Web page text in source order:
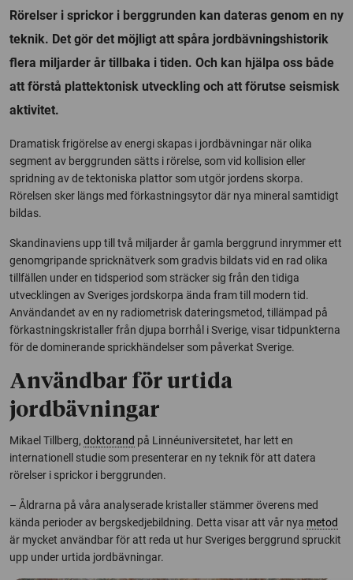
Rörelser i sprickor i berggrunden kan dateras genom en ny
teknik. Det gör det möjligt att spåra jordbävningshistorik
flera miljarder år tillbaka i tiden. Och kan hjälpa oss både
att förstå plattektonisk utveckling och att förutse seismisk
aktivitet.
Dramatisk frigörelse av energi skapas i jordbävningar när olika
segment av berggrunden sätts i rörelse, som vid kollision eller
spridning av de tektoniska plattor som utgör jordens skorpa.
Rörelsen sker längs med förkastningsytor där nya mineral samtidigt
bildas.
Skandinaviens upp till två miljarder år gamla berggrund inrymmer ett
genomgripande spricknätverk som gradvis bildats vid en rad olika
tillfällen under en tidsperiod som sträcker sig från den tidiga
utvecklingen av Sveriges jordskorpa ända fram till modern tid.
Användandet av en ny radiometrisk dateringsmetod, tillämpad på
förkastningskristaller från djupa borrhål i Sverige, visar tidpunkterna
för de dominerande sprickhändelser som påverkat Sverige.
Användbar för urtida
jordbävningar
Mikael Tillberg, doktorand på Linnéuniversitetet, har lett en
internationell studie som presenterar en ny teknik för att datera
rörelser i sprickor i berggrunden.
– Åldrarna på våra analyserade kristaller stämmer överens med
kända perioder av bergskedjebildning. Detta visar att vår nya metod
är mycket användbar för att reda ut hur Sveriges berggrund spruckit
upp under urtida jordbävningar.